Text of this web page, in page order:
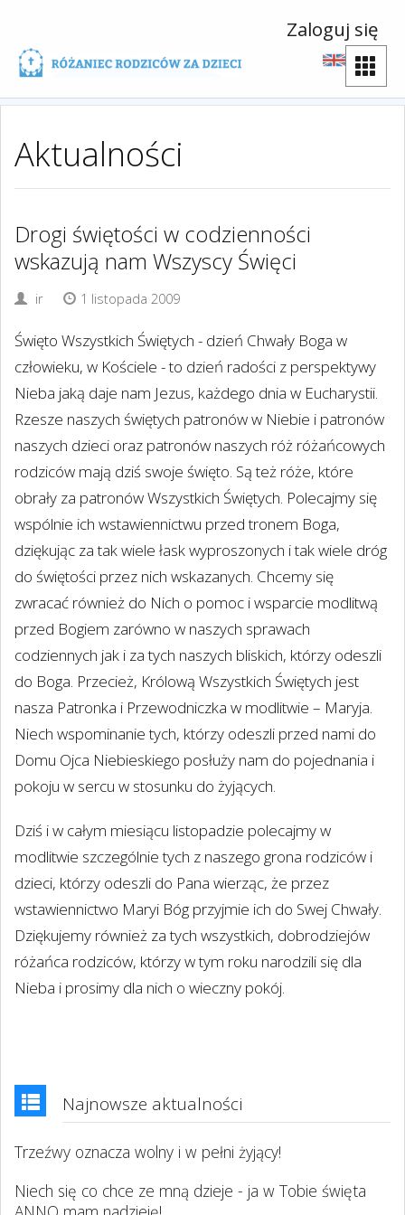
Zaloguj się
Aktualności
Drogi świętości w codzienności
wskazują nam Wszyscy Święci
ir 1 listopada 2009
Święto Wszystkich Świętych - dzień Chwały Boga w
człowieku, w Kościele - to dzień radości z perspektywy
Nieba jaką daje nam Jezus, każdego dnia w Eucharystii.
Rzesze naszych świętych patronów w Niebie i patronów
naszych dzieci oraz patronów naszych róż różańcowych
rodziców mają dziś swoje święto. Są też róże, które
obrały za patronów Wszystkich Świętych. Polecajmy się
wspólnie ich wstawiennictwu przed tronem Boga,
dziękując za tak wiele łask wyproszonych i tak wiele dróg
do świętości przez nich wskazanych. Chcemy się
zwracać również do Nich o pomoc i wsparcie modlitwą
przed Bogiem zarówno w naszych sprawach
codziennych jak i za tych naszych bliskich, którzy odeszli
do Boga. Przecież, Królową Wszystkich Świętych jest
nasza Patronka i Przewodniczka w modlitwie – Maryja.
Niech wspominanie tych, którzy odeszli przed nami do
Domu Ojca Niebieskiego posłuży nam do pojednania i
pokoju w sercu w stosunku do żyjących.
Dziś i w całym miesiącu listopadzie polecajmy w
modlitwie szczególnie tych z naszego grona rodziców i
dzieci, którzy odeszli do Pana wierząc, że przez
wstawiennictwo Maryi Bóg przyjmie ich do Swej Chwały.
Dziękujemy również za tych wszystkich, dobrodziejów
różańca rodziców, którzy w tym roku narodzili się dla
Nieba i prosimy dla nich o wieczny pokój.
Najnowsze aktualności
Trzeźwy oznacza wolny i w pełni żyjący!
Niech się co chce ze mną dzieje - ja w Tobie święta